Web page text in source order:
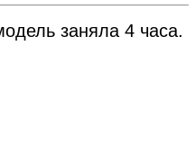
заняла 4 часа.